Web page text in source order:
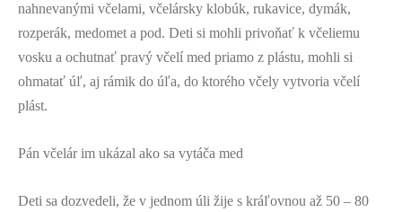
nahnevanými včelami, včelársky klobúk, rukavice, dymák,
rozperák, medomet a pod. Deti si mohli privoňať k včeliemu
vosku a ochutnať pravý včelí med priamo z plástu, mohli si
ohmatať úľ, aj rámik do úľa, do ktorého včely vytvoria včelí
plást.
Pán včelár im ukázal ako sa vytáča med
Deti sa dozvedeli, že v jednom úli žije s kráľovnou až 50 – 80